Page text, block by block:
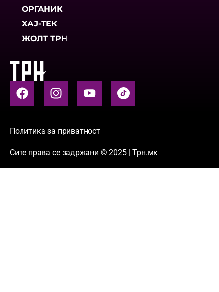
ОРГАНИК
ХАЈ-ТЕК
ЖОЛТ ТРН
Политика за приватност
Сите права се задржани © 2025 | Трн.мк